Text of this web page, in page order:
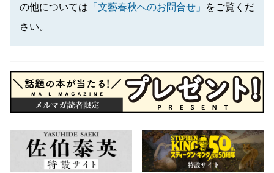
の他については 「文藝春秋へのお問合せ」
をご覧くだ
さい。